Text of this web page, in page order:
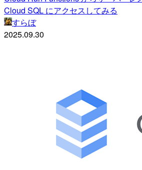
Cloud SQL にアクセスしてみる
すらぼ
2025.09.30